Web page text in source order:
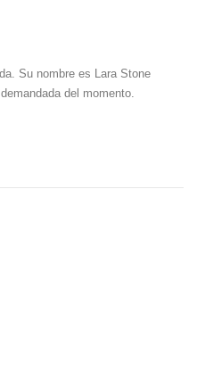
Su nombre es Lara Stone
del momento.